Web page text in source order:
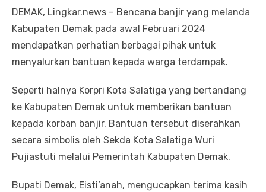
DEMAK, Lingkar.news – Bencana banjir yang melanda
Kabupaten Demak pada awal Februari 2024
mendapatkan perhatian berbagai pihak untuk
menyalurkan bantuan kepada warga terdampak.
Seperti halnya Korpri Kota Salatiga yang bertandang
ke Kabupaten Demak untuk memberikan bantuan
kepada korban banjir. Bantuan tersebut diserahkan
secara simbolis oleh Sekda Kota Salatiga Wuri
Pujiastuti melalui Pemerintah Kabupaten Demak.
Bupati Demak, Eisti’anah, mengucapkan terima kasih